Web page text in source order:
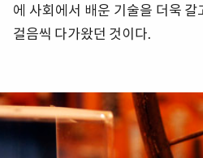
에 사회에서 배운 기술을 더욱
걸음씩 다가왔던 것이다.